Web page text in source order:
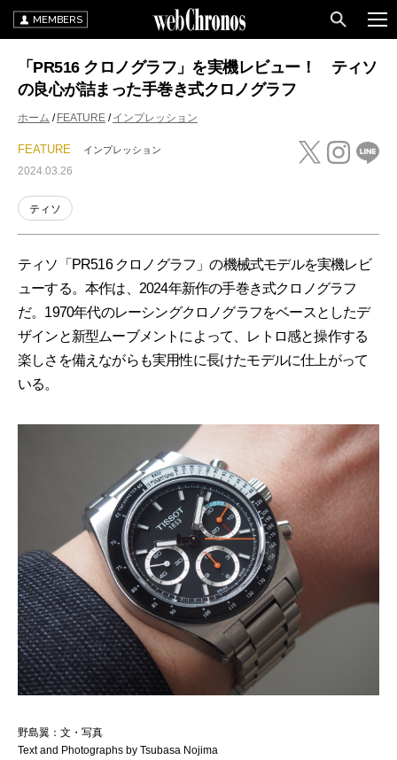
MEMBERS
「PR516 クロノグラフ」を実機レビュー！ ティソ
の良心が詰まった手巻き式クロノグラフ
ホーム FEATURE インプレッション
FEATURE インプレッション
2024.03.26
ティソ
ティソ「PR516 クロノグラフ」の機械式モデルを実機レビ
ューする。本作は、2024年新作の手巻き式クロノグラフ
だ。1970年代のレーシングクロノグラフをベースとしたデ
ザインと新型ムーブメントによって、レトロ感と操作する
楽しさを備えながらも実用性に長けたモデルに仕上がって
いる。
野島翼：文・写真
Text and Photographs by Tsubasa Nojima